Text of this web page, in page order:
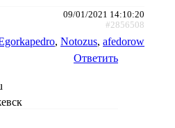
09/01/2021 14:10:20
#2856508
, Notozus, afedorow
Ответить